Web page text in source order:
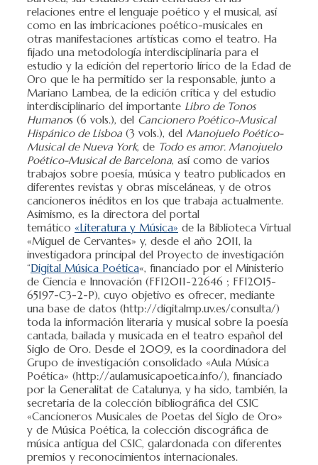
relaciones entre el lenguaje poético y el musical, así
como en las imbricaciones poético-musicales en
otras manifestaciones artísticas como el teatro. Ha
fijado una metodología interdisciplinaria para el
estudio y la edición del repertorio lírico de la Edad de
Oro que le ha permitido ser la responsable, junto a
Mariano Lambea, de la edición crítica y del estudio
interdisciplinario del importante Libro de Tonos
Humanos (6 vols.), del Cancionero Poético-Musical
Hispánico de Lisboa (3 vols.), del Manojuelo Poético-
Musical de Nueva York, de Todo es amor. Manojuelo
Poético-Musical de Barcelona, así como de varios
trabajos sobre poesía, música y teatro publicados en
diferentes revistas y obras misceláneas, y de otros
cancioneros inéditos en los que trabaja actualmente.
Asimismo, es la directora del portal
temático «Literatura y Música» de la Biblioteca Virtual
«Miguel de Cervantes» y, desde el año 2011, la
investigadora principal del Proyecto de investigación
“Digital Música Poética«, financiado por el Ministerio
de Ciencia e Innovación (FFI2011-22646 ; FFI2015-
65197-C3-2-P), cuyo objetivo es ofrecer, mediante
una base de datos (http://digitalmp.uv.es/consulta/)
toda la información literaria y musical sobre la poesía
cantada, bailada y musicada en el teatro español del
Siglo de Oro. Desde el 2009, es la coordinadora del
Grupo de investigación consolidado «Aula Música
Poética» (http://aulamusicapoetica.info/), financiado
por la Generalitat de Catalunya, y ha sido, también, la
secretaria de la colección bibliográfica del CSIC
«Cancioneros Musicales de Poetas del Siglo de Oro»
y de Música Poética, la colección discográfica de
música antigua del CSIC, galardonada con diferentes
premios y reconocimientos internacionales.